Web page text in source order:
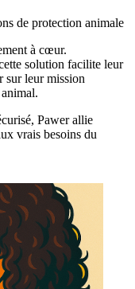
de protection animale
à cœur.
solution facilite leur
sur leur mission
.
Pawer allie
vrais besoins du